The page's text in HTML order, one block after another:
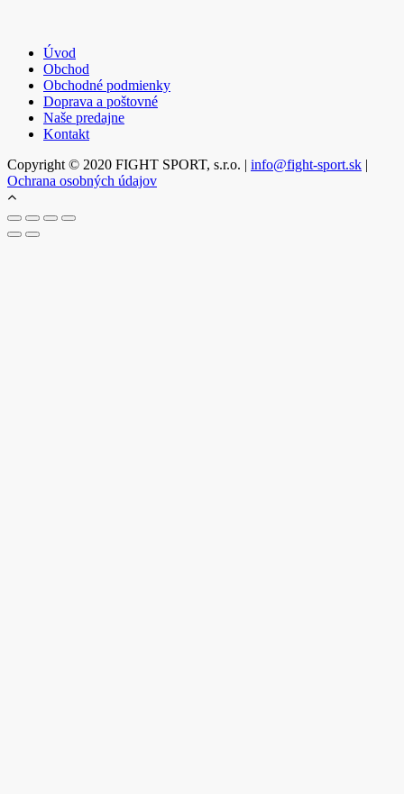
Úvod
Obchod
Obchodné podmienky
Doprava a poštovné
Naše predajne
Kontakt
Copyright © 2020 FIGHT SPORT, s.r.o. | info@fight-sport.sk |
Ochrana osobných údajov